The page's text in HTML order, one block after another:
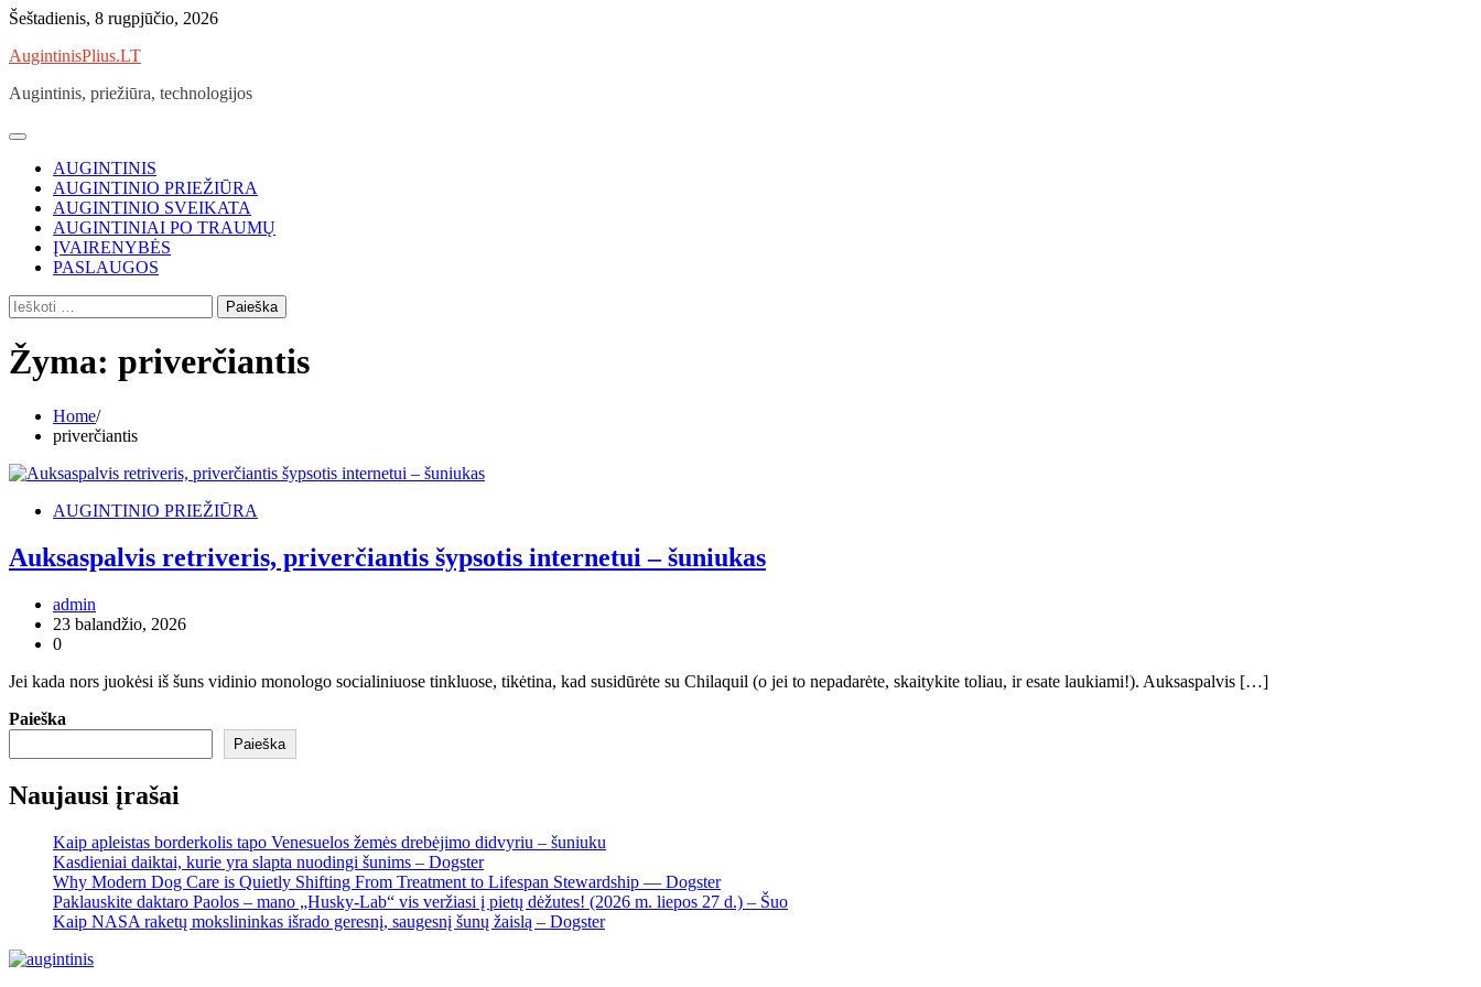
Skip
content
Šeštadienis, 8 rugpjūčio, 2026
AugintinisPlius.LT
Augintinis, priežiūra, technologijos
AUGINTINIS
AUGINTINIO PRIEŽIŪRA
AUGINTINIO SVEIKATA
AUGINTINIAI PO TRAUMŲ
ĮVAIRENYBĖS
PASLAUGOS
Ieškoti:
Žyma: priverčiantis
Home
priverčiantis
AUGINTINIO PRIEŽIŪRA
Auksaspalvis retriveris, priverčiantis šypsotis internetui – šuniukas
admin
23 balandžio, 2026
0
Jei kada nors juokėsi iš šuns vidinio monologo socialiniuose tinkluose, tikėtina, kad susidūrėte su Chilaquil (o jei to nepadarėte, skaitykite toliau, ir esate laukiami!). Auksaspalvis […]
Paieška
Paieška
Naujausi įrašai
Kaip apleistas borderkolis tapo Venesuelos žemės drebėjimo didvyriu – šuniuku
Kasdieniai daiktai, kurie yra slapta nuodingi šunims – Dogster
Why Modern Dog Care is Quietly Shifting From Treatment to Lifespan Stewardship — Dogster
Paklauskite daktaro Paolos – mano „Husky-Lab“ vis veržiasi į pietų dėžutes! (2026 m. liepos 27 d.) – Šuo
Kaip NASA raketų mokslininkas išrado geresnį, saugesnį šunų žaislą – Dogster